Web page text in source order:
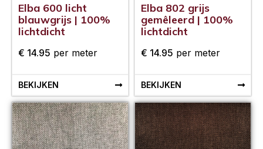
Elba 600 licht
blauwgrijs | 100%
lichtdicht
€ 14.95 per meter
BEKIJKEN
Elba 802 grijs
gemêleerd | 100%
lichtdicht
€ 14.95 per meter
BEKIJKEN